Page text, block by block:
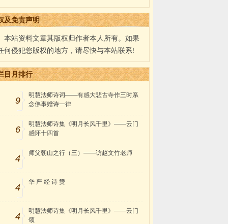
及免责声明
本站资料文章其版权归作者本人所有。如果
何侵犯您版权的地方，请尽快与本站联系!
目月排行
9
明慧法师诗词——有感大悲古寺作三时系
念佛事赠诗一律
6
明慧法师诗集《明月长风千里》——云门
感怀十四首
4
师父朝山之行（三）——访赵文竹老师
4
华 严 经 诗 赞
4
明慧法师诗集《明月长风千里》——云门
颂